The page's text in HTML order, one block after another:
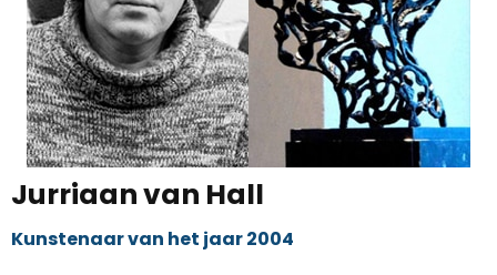
Jurriaan van Hall
Kunstenaar van het jaar 2004